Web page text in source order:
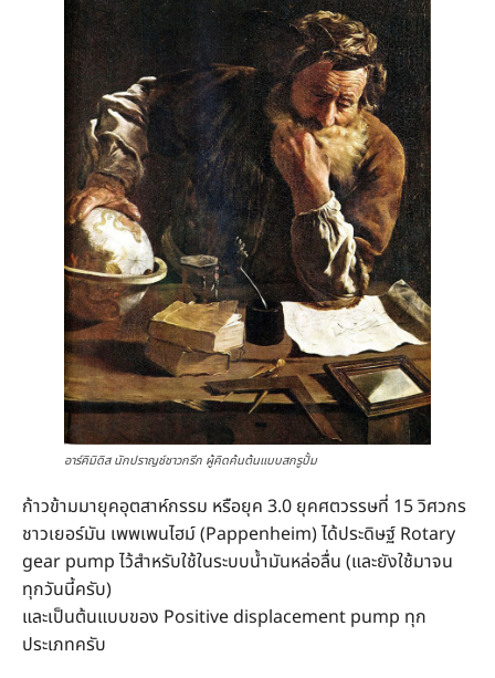
อาร์คิมิดิส นักปราญช์ชาวกรีก ผู้คิดค้นต้นแบบสกรูปั้ม
ก้าวข้ามมายุคอุตสาห์กรรม หรือยุค 3.0 ยุคศตวรรษที่ 15 วิศวกร
ชาวเยอร์มัน เพพเพนไฮม์ (Pappenheim) ได้ประดิษฐ์ Rotary
gear pump ไว้สำหรับใช้ในระบบน้ำมันหล่อลื่น (และยังใช้มาจน
ทุกวันนี้ครับ)
และเป็นต้นแบบของ Positive displacement pump ทุก
ประเภทครับ